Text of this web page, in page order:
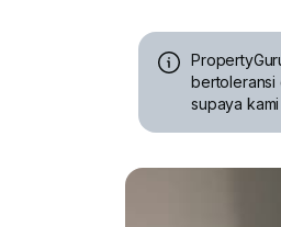
bertoleransi
supaya